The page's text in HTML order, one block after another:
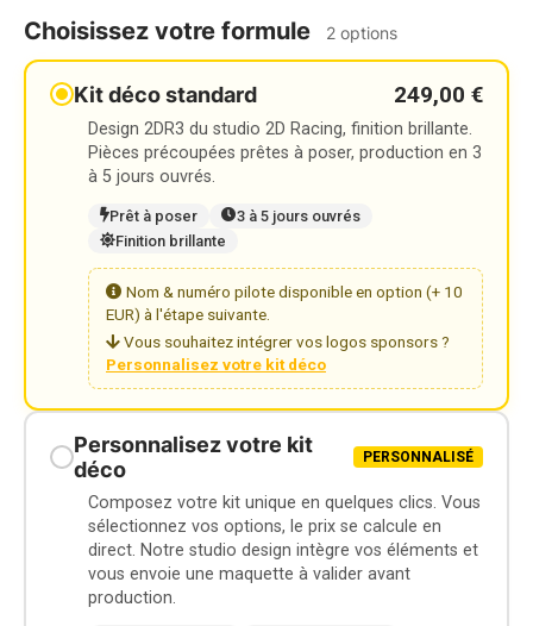
Choisissez votre formule 2 options
Kit déco standard 249,00 €
Design 2DR3 du studio 2D Racing, finition brillante.
Pièces précoupées prêtes à poser, production en 3
à 5 jours ouvrés.
Prêt à poser
3 à 5 jours ouvrés
Finition brillante
Nom & numéro pilote disponible en option (+ 10
EUR) à l'étape suivante.
Vous souhaitez intégrer vos logos sponsors ?
Personnalisez votre kit déco
Personnalisez votre kit
déco
PERSONNALISÉ
Composez votre kit unique en quelques clics. Vous
sélectionnez vos options, le prix se calcule en
direct. Notre studio design intègre vos éléments et
vous envoie une maquette à valider avant
production.